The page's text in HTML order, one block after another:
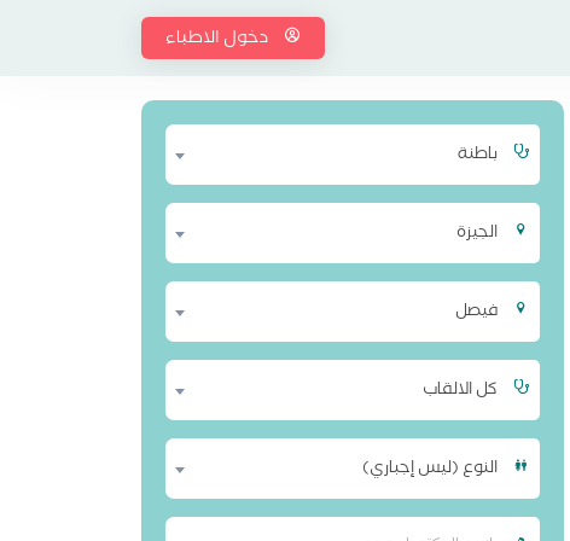
دخول الاطباء
باطنة
الجيزة
فيصل
كل الالقاب
النوع (ليس إجباري)